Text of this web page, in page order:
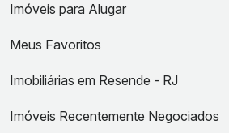
Imóveis para Alugar
Meus Favoritos
Imobiliárias em Resende - RJ
Imóveis Recentemente Negociados